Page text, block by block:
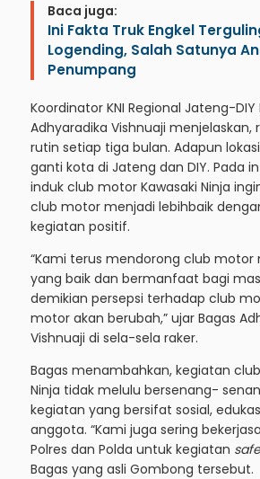
Baca juga:
Ini Fakta Truk Engkel
Logending, Salah Satunya
Penumpang
Koordinator KNI Regional Jateng-DIY
Adhyaradika Vishnuaji menjelaskan,
rutin setiap tiga bulan. Adapun
ganti kota di Jateng dan DIY. Pada
induk club motor Kawasaki Ninja
club motor menjadi lebihbaik
kegiatan positif.
“Kami terus mendorong club
yang baik dan bermanfaat bagi
demikian persepsi terhadap club
motor akan berubah,” ujar Bagas
Vishnuaji di sela-sela raker.
Bagas menambahkan, kegiatan
Ninja tidak melulu bersenang-
kegiatan yang bersifat sosial,
anggota. “Kami juga sering
Polres dan Polda untuk kegiatan
Bagas yang asli Gombong tersebut.